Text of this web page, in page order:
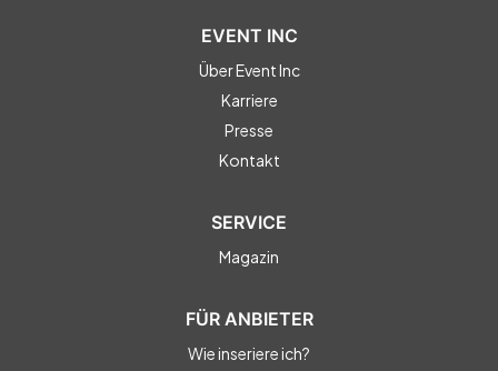
EVENT INC
Über Event Inc
Karriere
Presse
Kontakt
SERVICE
Magazin
FÜR ANBIETER
Wie inseriere ich?